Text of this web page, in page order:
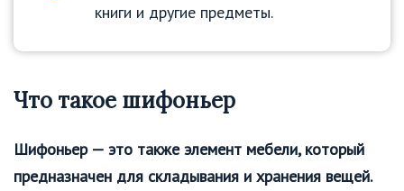
книги и другие предметы.
Что такое шифоньер
Шифоньер — это также элемент мебели, который
предназначен для складывания и хранения вещей.